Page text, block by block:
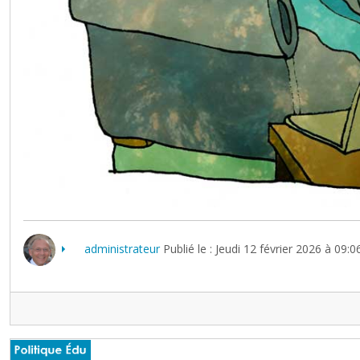
administrateurPublié le : Jeudi 12 février 2026 à